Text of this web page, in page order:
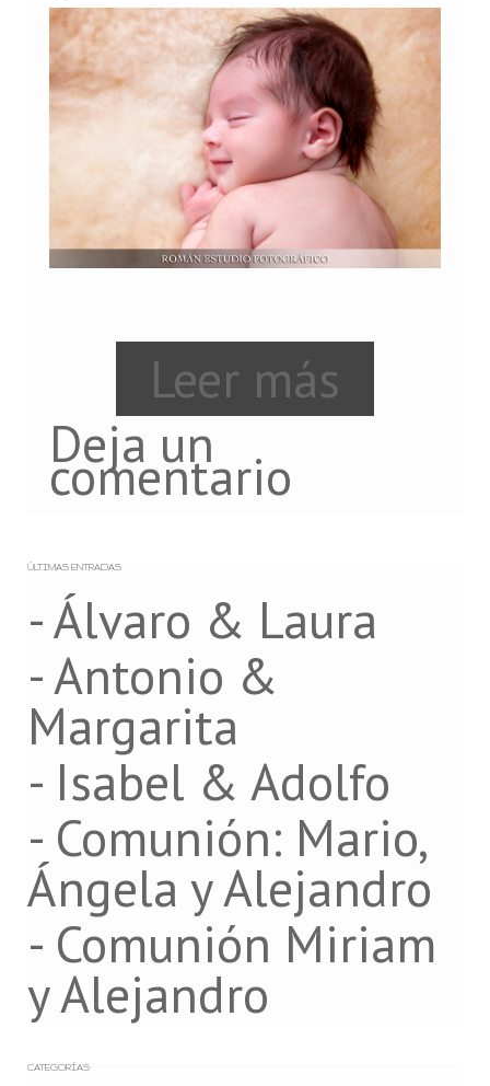
Leer más
Deja un
comentario
ÚLTIMAS ENTRADAS
- Álvaro & Laura
- Antonio &
Margarita
- Isabel & Adolfo
- Comunión: Mario,
Ángela y Alejandro
- Comunión Miriam
y Alejandro
CATEGORÍAS